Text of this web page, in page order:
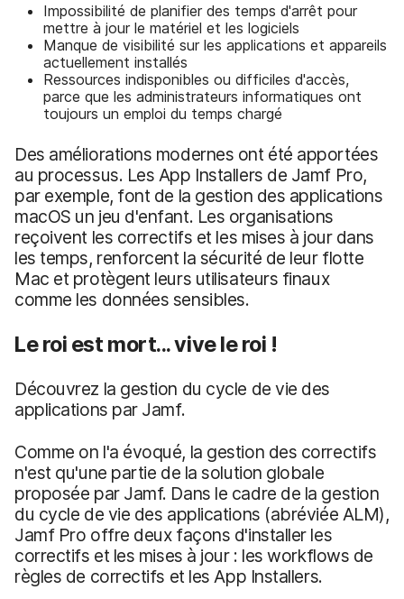
Impossibilité de planifier des temps d'arrêt pour
mettre à jour le matériel et les logiciels
Manque de visibilité sur les applications et appareils
actuellement installés
Ressources indisponibles ou difficiles d'accès,
parce que les administrateurs informatiques ont
toujours un emploi du temps chargé
Des améliorations modernes ont été apportées
au processus. Les App Installers de Jamf Pro,
par exemple, font de la gestion des applications
macOS un jeu d'enfant. Les organisations
reçoivent les correctifs et les mises à jour dans
les temps, renforcent la sécurité de leur flotte
Mac et protègent leurs utilisateurs finaux
comme les données sensibles.
Le roi est mort... vive le roi !
Découvrez la gestion du cycle de vie des
applications par Jamf.
Comme on l'a évoqué, la gestion des correctifs
n'est qu'une partie de la solution globale
proposée par Jamf. Dans le cadre de la gestion
du cycle de vie des applications (abréviée ALM),
Jamf Pro offre deux façons d'installer les
correctifs et les mises à jour : les workflows de
règles de correctifs et les App Installers.